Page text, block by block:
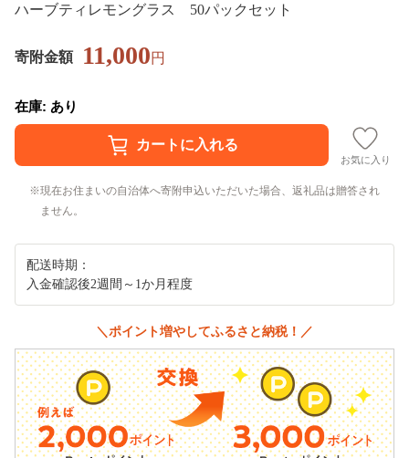
ハーブティレモングラス 50パックセット
寄附金額 11,000円
在庫: あり
お気に入り
現在お住まいの自治体へ寄附申込いただいた場合、返礼品は贈答され
ません。
配送時期：
入金確認後2週間～1か月程度
＼ポイント増やしてふるさと納税！／